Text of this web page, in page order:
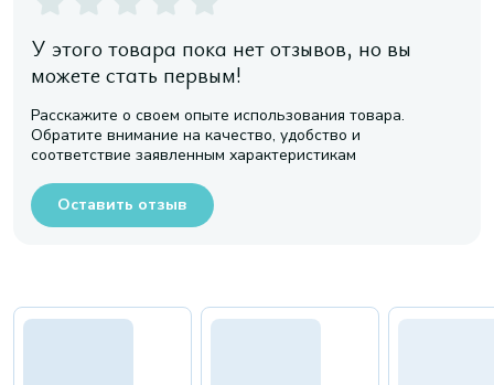
У этого товара пока нет отзывов, но вы
можете стать первым!
Расскажите о своем опыте использования товара.
Обратите внимание на качество, удобство и
соответствие заявленным характеристикам
Оставить отзыв